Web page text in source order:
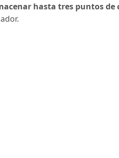
hasta tres puntos de